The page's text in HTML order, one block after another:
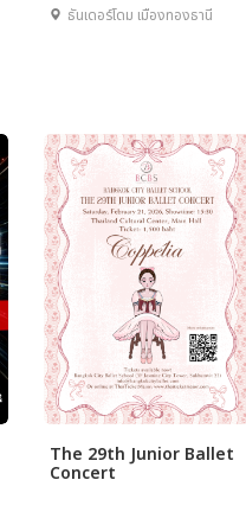
ธันเดอร์โดม เมืองทองธานี
The 29th Junior Ballet
Concert